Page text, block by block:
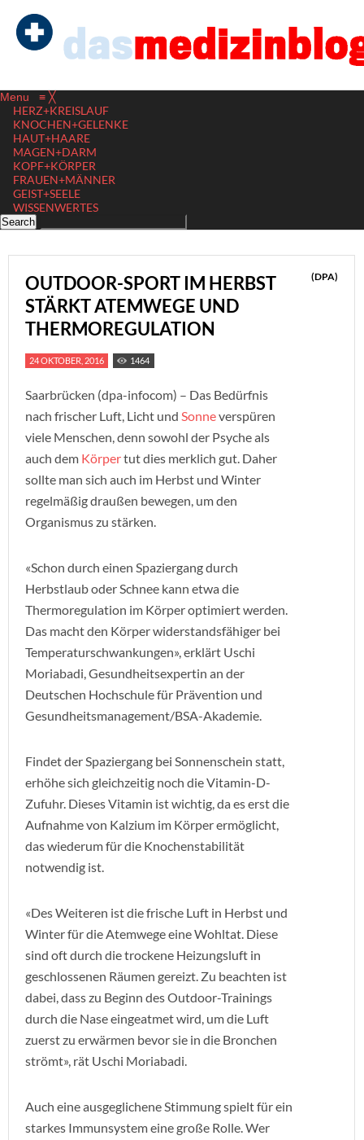
Menu ≡ ╳
HERZ+KREISLAUF
KNOCHEN+GELENKE
HAUT+HAARE
MAGEN+DARM
KOPF+KÖRPER
FRAUEN+MÄNNER
GEIST+SEELE
WISSENWERTES
OUTDOOR-SPORT IM HERBST
STÄRKT ATEMWEGE UND
THERMOREGULATION
(DPA)
24 OKTOBER, 2016 1464
Saarbrücken (dpa-infocom) – Das Bedürfnis
nach frischer Luft, Licht und Sonneverspüren
viele Menschen, denn sowohl der Psyche als
auch dem Körpertut dies merklich gut. Daher
sollte man sich auch im Herbst und Winter
regelmäßig draußen bewegen, um den
Organismus zu stärken.
«Schon durch einen Spaziergang durch
Herbstlaub oder Schnee kann etwa die
Thermoregulation im Körper optimiert werden.
Das macht den Körper widerstandsfähiger bei
Temperaturschwankungen», erklärt Uschi
Moriabadi, Gesundheitsexpertin an der
Deutschen Hochschule für Prävention und
Gesundheitsmanagement/BSA-Akademie.
Findet der Spaziergang bei Sonnenschein statt,
erhöhe sich gleichzeitig noch die Vitamin-D-
Zufuhr. Dieses Vitamin ist wichtig, da es erst die
Aufnahme von Kalzium im Körper ermöglicht,
das wiederum für die Knochenstabilität
notwendig ist.
«Des Weiteren ist die frische Luft in Herbst und
Winter für die Atemwege eine Wohltat. Diese
sind oft durch die trockene Heizungsluft in
geschlossenen Räumen gereizt. Zu beachten ist
dabei, dass zu Beginn des Outdoor-Trainings
durch die Nase eingeatmet wird, um die Luft
zuerst zu erwärmen bevor sie in die Bronchen
strömt», rät Uschi Moriabadi.
Auch eine ausgeglichene Stimmung spielt für ein
starkes Immunsystem eine große Rolle. Wer